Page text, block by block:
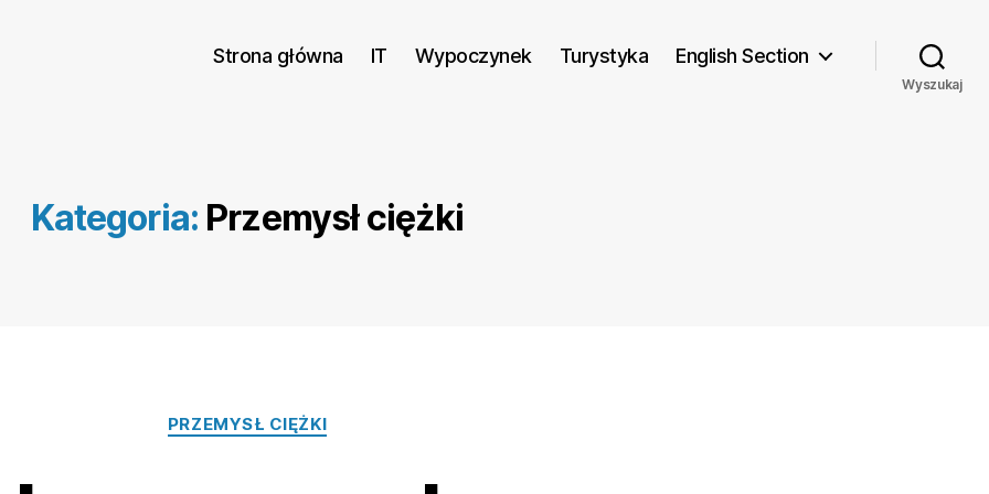
Strona główna IT Wypoczynek Turystyka English Section
Wyszukaj
Kategoria: Przemysł ciężki
Kategorie
PRZEMYSŁ CIĘŻKI